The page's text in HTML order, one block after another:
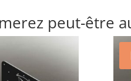
peut-être